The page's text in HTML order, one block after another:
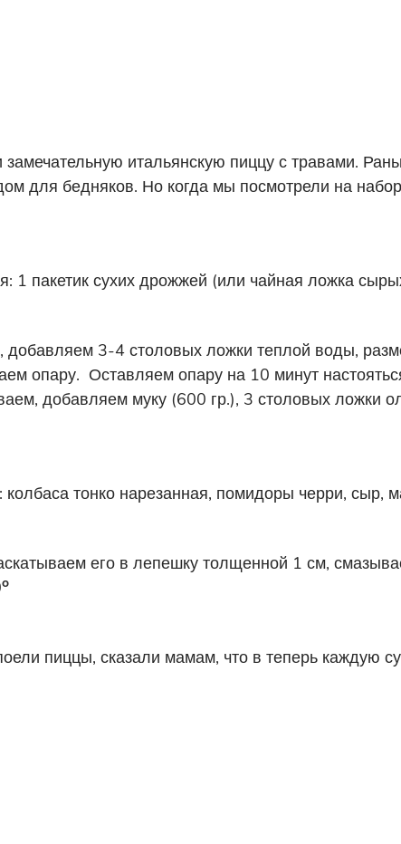
итальянскую пиццу с травами.
для бедняков. Но когда мы посмотрели на
1 пакетик сухих дрожжей (или чайная ложка
3-4 столовых ложки теплой воды,
опару. Оставляем опару на 10 минут
добавляем муку (600 гр.), 3 столовых ложки
тонко нарезанная, помидоры черри, сыр,
его в лепешку толщенной 1 см,
o
пиццы, сказали мамам, что в теперь каждую